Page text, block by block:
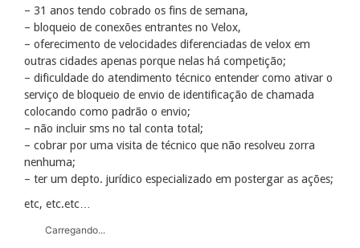
– 31 anos tendo cobrado os fins de semana,
– bloqueio de conexões entrantes no Velox,
– oferecimento de velocidades diferenciadas de velox em
outras cidades apenas porque nelas há competição;
– dificuldade do atendimento técnico entender como ativar o
serviço de bloqueio de envio de identificação de chamada
colocando como padrão o envio;
– não incluir sms no tal conta total;
– cobrar por uma visita de técnico que não resolveu zorra
nenhuma;
– ter um depto. jurídico especializado em postergar as ações;
etc, etc.etc…
Carregando...